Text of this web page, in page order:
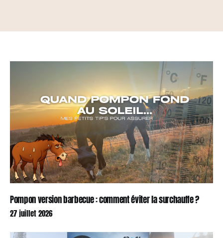
Pompon version barbecue : comment éviter la surchauffe ?
27 juillet 2026